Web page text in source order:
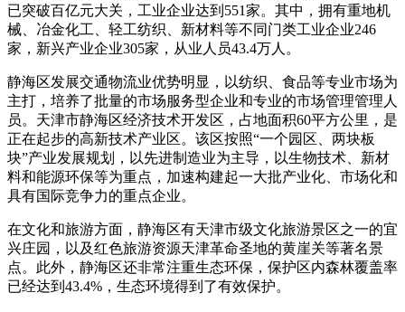
已突破百亿元大关，工业企业达到551家。其中，拥有重地机
械、冶金化工、轻工纺织、新材料等不同门类工业企业246
家，新兴产业企业305家，从业人员43.4万人。
静海区发展交通物流业优势明显，以纺织、食品等专业市场为
主打，培养了批量的市场服务型企业和专业的市场管理管理人
员。天津市静海区经济技术开发区，占地面积60平方公里，是
正在起步的高新技术产业区。该区按照“一个园区、两块板
块”产业发展规划，以先进制造业为主导，以生物技术、新材
料和能源环保等为重点，加速构建起一大批产业化、市场化和
具有国际竞争力的重点企业。
在文化和旅游方面，静海区有天津市级文化旅游景区之一的宜
兴庄园，以及红色旅游资源天津革命圣地的黄崖关等著名景
点。此外，静海区还非常注重生态环保，保护区内森林覆盖率
已经达到43.4%，生态环境得到了有效保护。